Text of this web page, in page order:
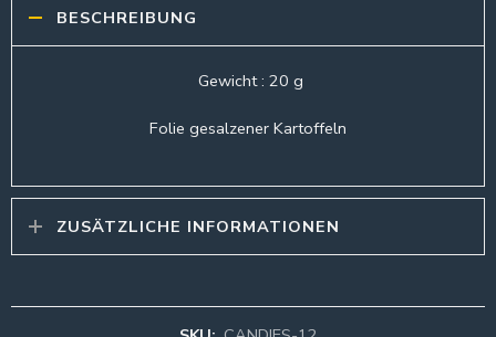
BESCHREIBUNG
Gewicht : 20 g
Folie gesalzener Kartoffeln
ZUSÄTZLICHE INFORMATIONEN